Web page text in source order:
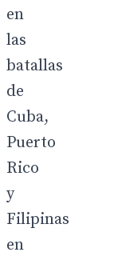
en
las
batallas
de
Cuba,
Puerto
Rico
y
Filipinas
en